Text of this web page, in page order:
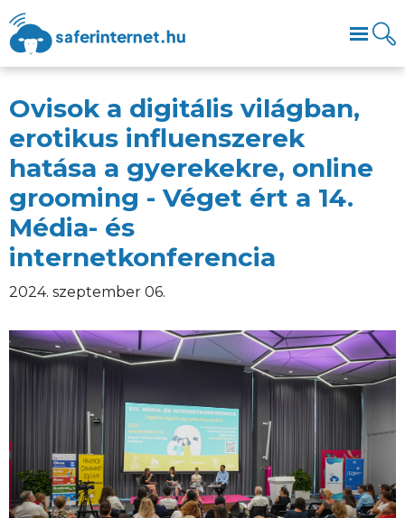
Ovisok a digitális világban,
erotikus influenszerek
hatása a gyerekekre, online
grooming - Véget ért a 14.
Média- és
internetkonferencia
2024. szeptember 06.